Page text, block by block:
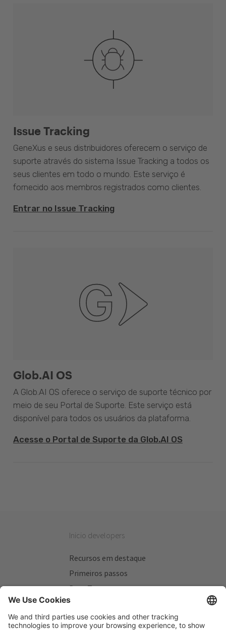
Issue Tracking
GeneXus e seus distribuidores oferecem o serviço de
suporte através do sistema Issue Tracking a todos os
seus clientes em todo o mundo. Este serviço é
fornecido aos membros registrados como clientes.
Entrar no Issue Tracking
Glob.AI OS
A Glob.AI OS oferece o serviço de suporte técnico por
meio de seu Portal de Suporte. Este serviço está
disponível para todos os usuários da plataforma.
Acesse o Portal de Suporte da Glob.AI OS
Inicio developers
Recursos em destaque
Primeiros passos
Beta Testers
Meus Planos